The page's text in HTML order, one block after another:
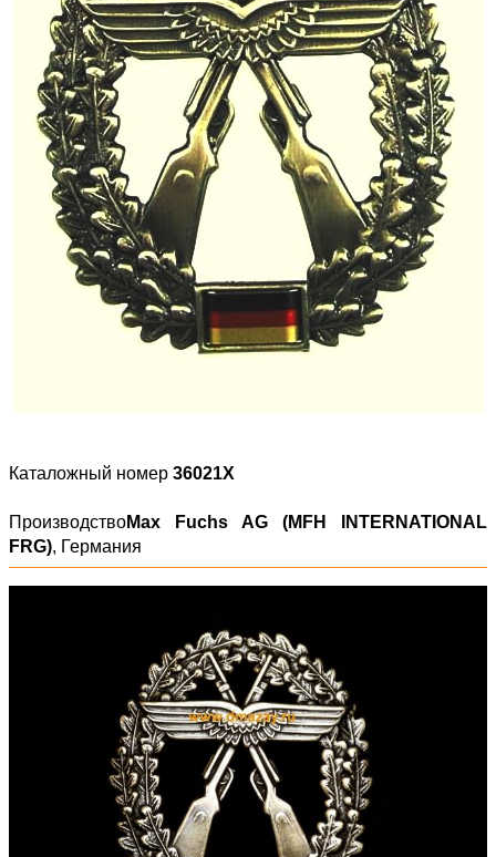
Каталожный номер 36021X
ПроизводствоMax Fuchs AG (MFH INTERNATIONAL
FRG), Германия